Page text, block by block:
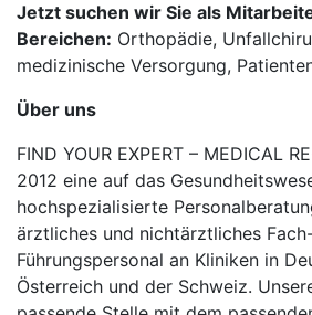
Jetzt suchen wir Sie als
Bereichen: Orthopädie,
medizinische Versorgung,
Über uns
FIND YOUR EXPERT – MEDICAL
2012 eine auf das
hochspezialisierte
ärztliches und nichtärztliches
Führungspersonal an Kliniken in
Österreich und der Schweiz.